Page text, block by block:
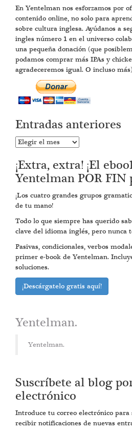
En Yentelman nos esforzamos por
contenido online, no solo para
sobre cultura inglesa. Ayúdanos a
ingles número 1 en el universo
una pequeña donación (que
podamos comprar más IPAs y
agradeceremos igual. O incluso
Entradas anteriores
Entradas
¡Extra, extra! ¡El
Yentelman POR FIN
¡Los cuatro grandes grupos
de tu mano!
Todo lo que siempre has querido
clave del idioma inglés, pero nunca
Pasivas, condicionales, verbos
primer e-book de Yentelman.
soluciones.
¡Descárgatelo gratis aquí!
Yentelman.
Yentelman.
Suscríbete al blog
electrónico
Introduce tu correo electrónico
recibir notificaciones de nuevas